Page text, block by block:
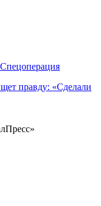
Спецоперация
правду: «Сделали